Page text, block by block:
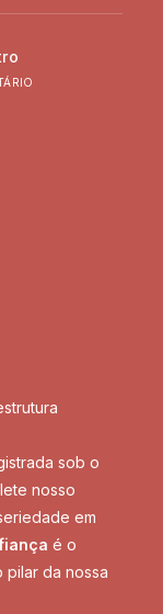
sob o
nosso
em
é o
pilar da nossa